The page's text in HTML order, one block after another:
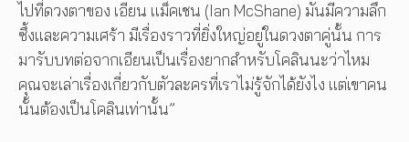
ไปที่ดวงตาของ เอียน แม็คเชน (Ian McShane) มันมีความลึก
ซึ้งและความเศร้า มีเรื่องราวที่ยิ่งใหญ่อยู่ในดวงตาคู่นั้น การ
มารับบทต่อจากเอียนเป็นเรื่องยากสำหรับโคลินนะว่าไหม
คุณจะเล่าเรื่องเกี่ยวกับตัวละครที่เราไม่รู้จักได้ยังไง แต่เขาคน
นั้นต้องเป็นโคลินเท่านั้น”